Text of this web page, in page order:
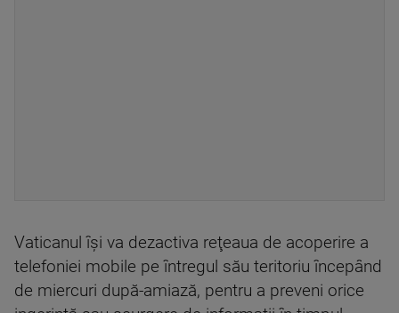
Vaticanul îşi va dezactiva reţeaua de acoperire a
telefoniei mobile pe întregul său teritoriu începând
de miercuri după-amiază, pentru a preveni orice